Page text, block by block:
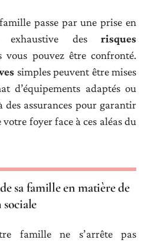
passe par une prise en
exhaustive des risques
vous pouvez être confronté.
simples peuvent être mises
d’équipements adaptés ou
des assurances pour garantir
foyer face à ces aléas du
sa famille en matière de
famille ne s’arrête pas